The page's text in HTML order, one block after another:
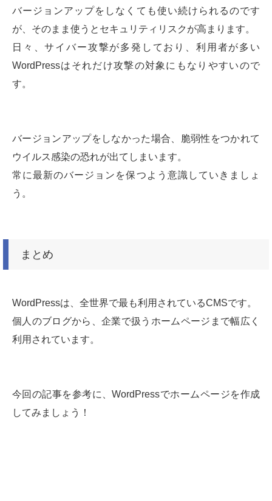
バージョンアップをしなくても使い続けられるのです
が、そのまま使うとセキュリティリスクが高まります。
日々、サイバー攻撃が多発しており、利用者が多い
WordPressはそれだけ攻撃の対象にもなりやすいので
す。
バージョンアップをしなかった場合、脆弱性をつかれて
ウイルス感染の恐れが出てしまいます。
常に最新のバージョンを保つよう意識していきましょ
う。
まとめ
WordPressは、全世界で最も利用されているCMSです。
個人のブログから、企業で扱うホームページまで幅広く
利用されています。
今回の記事を参考に、WordPressでホームページを作成
してみましょう！